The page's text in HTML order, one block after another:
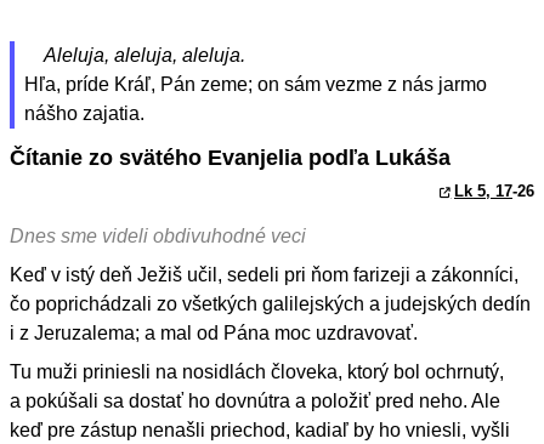
Aleluja, aleluja, aleluja.
Hľa, príde Kráľ, Pán zeme; on sám vezme z nás jarmo
nášho zajatia.
Čítanie zo svätého Evanjelia podľa Lukáša
Lk 5, 17-26
Dnes sme videli obdivuhodné veci
Keď v istý deň Ježiš učil, sedeli pri ňom farizeji a zákonníci,
čo poprichádzali zo všetkých galilejských a judejských dedín
i z Jeruzalema; a mal od Pána moc uzdravovať.
Tu muži priniesli na nosidlách človeka, ktorý bol ochrnutý,
a pokúšali sa dostať ho dovnútra a položiť pred neho. Ale
keď pre zástup nenašli priechod, kadiaľ by ho vniesli, vyšli